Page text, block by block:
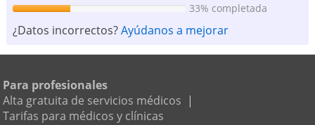
33% completada
¿Datos incorrectos?Ayúdanos a mejorar
Para profesionales
Alta gratuita de servicios médicos |
Tarifas para médicos y clínicas